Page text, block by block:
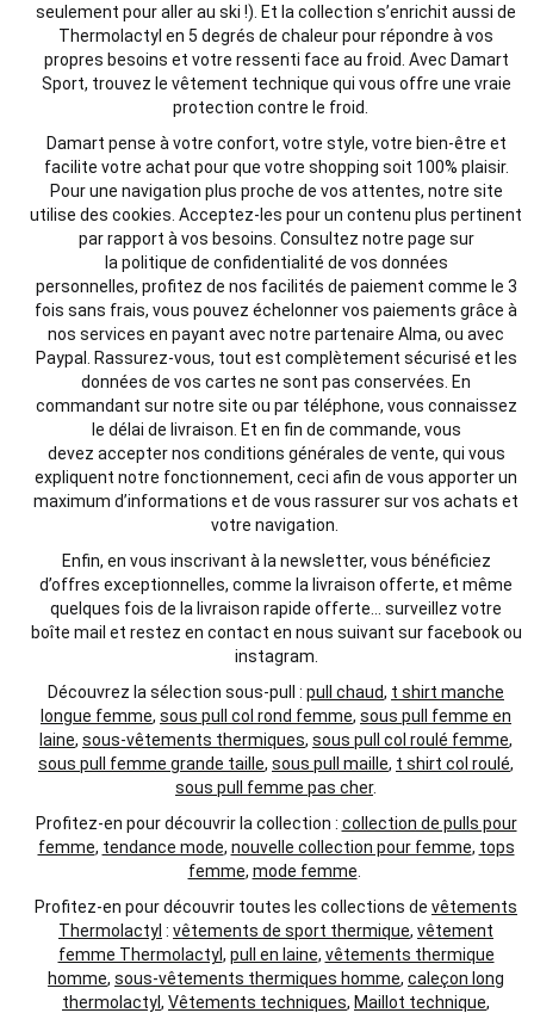
seulement pour aller au ski !). Et la collection s’enrichit aussi de
Thermolactyl en 5 degrés de chaleur pour répondre à vos
propres besoins et votre ressenti face au froid. Avec Damart
Sport, trouvez le vêtement technique qui vous offre une vraie
protection contre le froid.
Damart pense à votre confort, votre style, votre bien-être et
facilite votre achat pour que votre shopping soit 100% plaisir.
Pour une navigation plus proche de vos attentes, notre site
utilise des cookies. Acceptez-les pour un contenu plus pertinent
par rapport à vos besoins. Consultez notre page sur
la politique de confidentialité de vos données
personnelles, profitez de nos facilités de paiement comme le 3
fois sans frais, vous pouvez échelonner vos paiements grâce à
nos services en payant avec notre partenaire Alma, ou avec
Paypal. Rassurez-vous, tout est complètement sécurisé et les
données de vos cartes ne sont pas conservées. En
commandant sur notre site ou par téléphone, vous connaissez
le délai de livraison. Et en fin de commande, vous
devez accepter nos conditions générales de vente, qui vous
expliquent notre fonctionnement, ceci afin de vous apporter un
maximum d’informations et de vous rassurer sur vos achats et
votre navigation.
Enfin, en vous inscrivant à la newsletter, vous bénéficiez
d’offres exceptionnelles, comme la livraison offerte, et même
quelques fois de la livraison rapide offerte… surveillez votre
boîte mail et restez en contact en nous suivant sur facebook ou
instagram.
Découvrez la sélection sous-pull : pull chaud, t shirt manche
longue femme, sous pull col rond femme, sous pull femme en
laine, sous-vêtements thermiques, sous pull col roulé femme,
sous pull femme grande taille, sous pull maille, t shirt col roulé,
sous pull femme pas cher.
Profitez-en pour découvrir la collection : collection de pulls pour
femme, tendance mode, nouvelle collection pour femme, tops
femme, mode femme
Profitez-en pour découvrir toutes les collections de vêtements
Thermolactyl : vêtements de sport thermique, vêtement
femme Thermolactyl, pull en laine, vêtements thermique
homme, sous-vêtements thermiques homme, caleçon long
thermolactyl, Vêtements techniques, Maillot technique,